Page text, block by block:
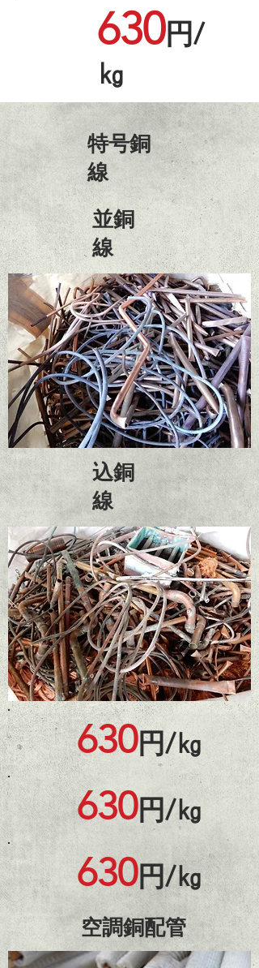
630円/
㎏
​特号銅
線
​並銅
線
​込銅
線
630円/㎏
630円/㎏
630円/㎏
​空調銅配管